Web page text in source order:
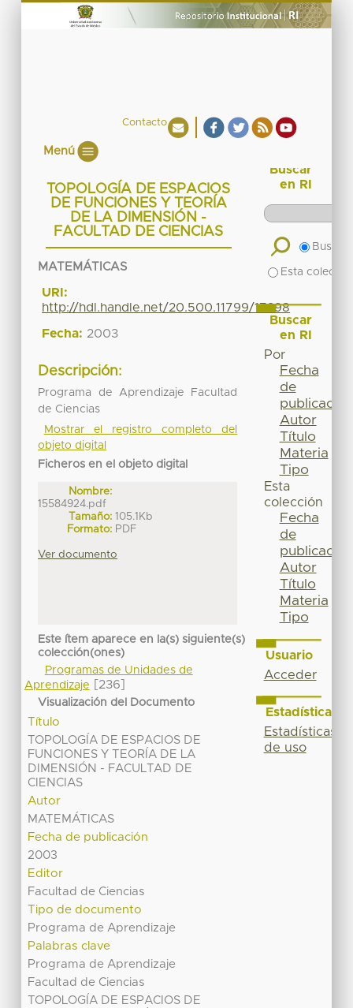
Contacto
Menú
TOPOLOGÍA DE ESPACIOS
DE FUNCIONES Y TEORÍA
DE LA DIMENSIÓN -
FACULTAD DE CIENCIAS
MATEMÁTICAS
URI:
http://hdl.handle.net/20.500.11799/17298
Fecha: 2003
Descripción:
Programa de Aprendizaje Facultad
de Ciencias
Mostrar el registro completo del
objeto digital
Ficheros en el objeto digital
Nombre:
15584924.pdf
Tamaño: 105.1Kb
Formato: PDF
Ver documento
Este ítem aparece en la(s) siguiente(s)
colección(ones)
Programas de Unidades de
Aprendizaje
[236]
Visualización del Documento
Título
TOPOLOGÍA DE ESPACIOS DE
FUNCIONES Y TEORÍA DE LA
DIMENSIÓN - FACULTAD DE
CIENCIAS
Autor
MATEMÁTICAS
Fecha de publicación
2003
Editor
Facultad de Ciencias
Tipo de documento
Programa de Aprendizaje
Palabras clave
Programa de Aprendizaje
Facultad de Ciencias
TOPOLOGÍA DE ESPACIOS DE
Buscar
en RI
Buscar
Esta
Buscar
en RI
Por
Fecha
de
publicación
Autor
Título
Materia
Tipo
Esta
colección
Fecha
de
publicación
Autor
Título
Materia
Tipo
Usuario
Acceder
Estadísticas
Estadísticas
de uso